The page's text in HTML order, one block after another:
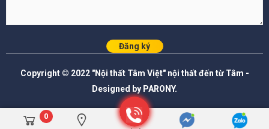
Đăng ký
Copyright © 2022 "Nội thất Tâm Việt" nội thất đến từ Tâm -
Designed by PARONY.
0